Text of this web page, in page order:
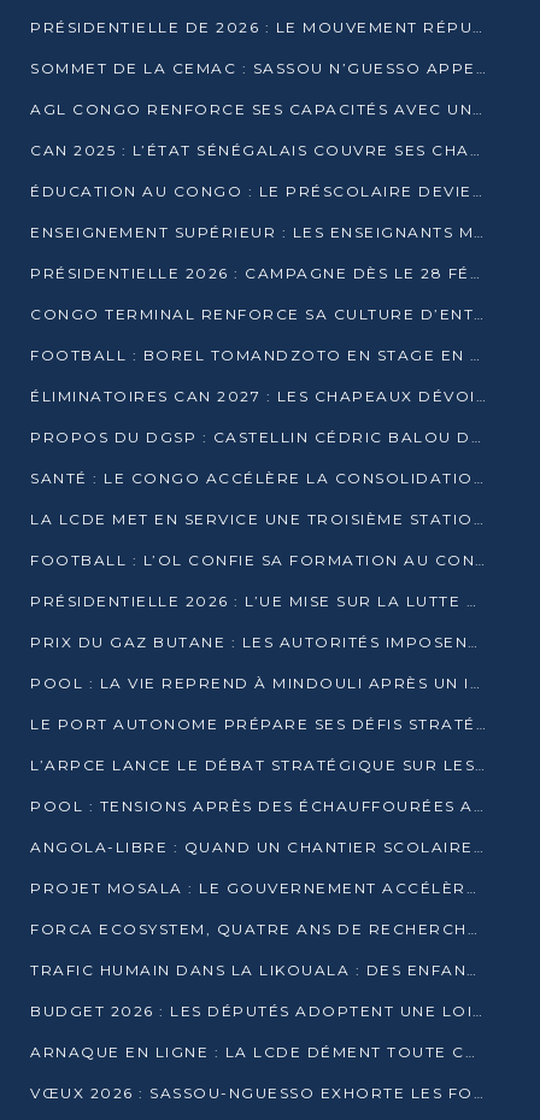
PRÉSIDENTIELLE DE 2026 : LE MOUVEMENT RÉPUBLICAIN DÉNONCE UNE CONVOCATION ÉLECTORALE « OPAQUE ET PRÉCIPITÉE »
SOMMET DE LA CEMAC : SASSOU N’GUESSO APPELLE À LA VIGILANCE FACE AUX RISQUES ÉCONOMIQUES
AGL CONGO RENFORCE SES CAPACITÉS AVEC UNE GRUE DE 250 TONNES
CAN 2025 : L’ÉTAT SÉNÉGALAIS COUVRE SES CHAMPIONS D’AFRIQUE DE RÉCOMPENSES EXCEPTIONNELLES
ÉDUCATION AU CONGO : LE PRÉSCOLAIRE DEVIENT OBLIGATOIRE, LE BTS CONSACRÉ DIPLÔME D’ÉTAT
ENSEIGNEMENT SUPÉRIEUR : LES ENSEIGNANTS MAINTIENNENT LA GRÈVE ET EXIGENT UN ACCORD ÉCRIT AVEC L’ÉTAT
PRÉSIDENTIELLE 2026 : CAMPAGNE DÈS LE 28 FÉVRIER, SCRUTIN LES 12 ET 15 MARS
CONGO TERMINAL RENFORCE SA CULTURE D’ENTREPRISE AVEC LE PROGRAMME « WIN TOGETHER »
FOOTBALL : BOREL TOMANDZOTO EN STAGE EN ESPAGNE AVEC POLISSYA FC
ÉLIMINATOIRES CAN 2027 : LES CHAPEAUX DÉVOILÉS, LE CONGO FIXÉ SUR SON SORT
PROPOS DU DGSP : CASTELLIN CÉDRIC BALOU DÉNONCE DES PROPOS INTIMIDANTS
SANTÉ : LE CONGO ACCÉLÈRE LA CONSOLIDATION DE L’OFFRE DE SOINS
LA LCDE MET EN SERVICE UNE TROISIÈME STATION D’EAU POTABLE À MFILOU
FOOTBALL : L’OL CONFIE SA FORMATION AU CONGOLAIS CHRISTIAN BASSILA
PRÉSIDENTIELLE 2026 : L’UE MISE SUR LA LUTTE CONTRE LA DÉSINFORMATION
PRIX DU GAZ BUTANE : LES AUTORITÉS IMPOSENT LE RESPECT DES PRIX RÉGLEMENTÉS
POOL : LA VIE REPREND À MINDOULI APRÈS UN INCIDENT ARMÉ SUR LA RN1
LE PORT AUTONOME PRÉPARE SES DÉFIS STRATÉGIQUES DE 2026
L’ARPCE LANCE LE DÉBAT STRATÉGIQUE SUR LES DONNÉES, L’IA ET LA FINANCE NUMÉRIQUE AU CONGO
POOL : TENSIONS APRÈS DES ÉCHAUFFOURÉES ARMÉES ENTRE DGSP ET EX-MILICIENS NINJA
ANGOLA-LIBRE : QUAND UN CHANTIER SCOLAIRE DEVIENT LE MIROIR D’UN CONGO EN MOUVEMENT
PROJET MOSALA : LE GOUVERNEMENT ACCÉLÈRE L’INSERTION DES JEUNES EN 2026
FORCA ECOSYSTEM, QUATRE ANS DE RECHERCHE DE TERRAIN AVANT UN LANCEMENT OFFICIEL EN 2026
TRAFIC HUMAIN DANS LA LIKOUALA : DES ENFANTS AUTOCHTONES RÉDUITS AU TRAVAIL FORCÉ
BUDGET 2026 : LES DÉPUTÉS ADOPTENT UNE LOI DES FINANCES DE PLUS DE 2500 MILLIARDS FCFA
ARNAQUE EN LIGNE : LA LCDE DÉMENT TOUTE CAMPAGNE DE RECRUTEMENT
VŒUX 2026 : SASSOU-NGUESSO EXHORTE LES FORCES VIVES À RENFORCER L’UNITÉ